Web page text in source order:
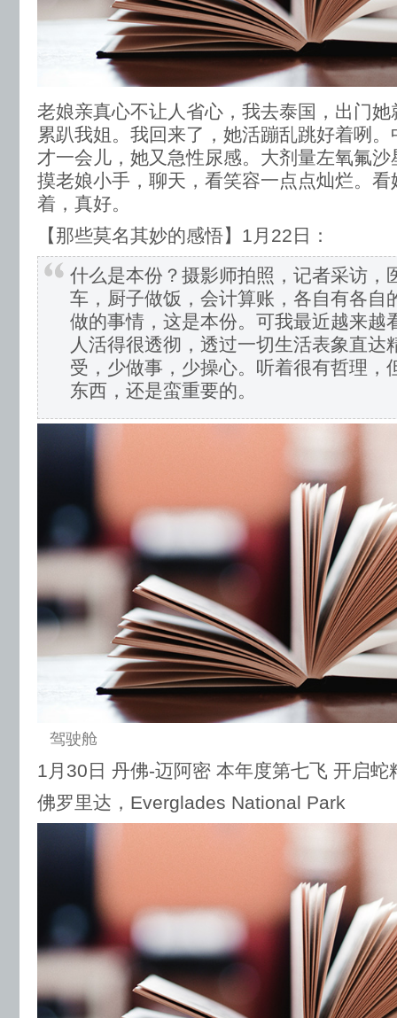
老娘亲真心不让人省心，我去泰国，出门
累趴我姐。我回来了，她活蹦乱跳好着咧
才一会儿，她又急性尿感。大剂量左氧氟
摸老娘小手，聊天，看笑容一点点灿烂。
着，真好。
【那些莫名其妙的感悟】1月22日：
什么是本份？摄影师拍照，记者采访，
车，厨子做饭，会计算账，各自有各自
做的事情，这是本份。可我最近越来越
人活得很透彻，透过一切生活表象直达
受，少做事，少操心。听着很有哲理，
东西，还是蛮重要的。
驾驶舱
1月30日 丹佛-迈阿密 本年度第七飞 开启蛇
佛罗里达，Everglades National Park